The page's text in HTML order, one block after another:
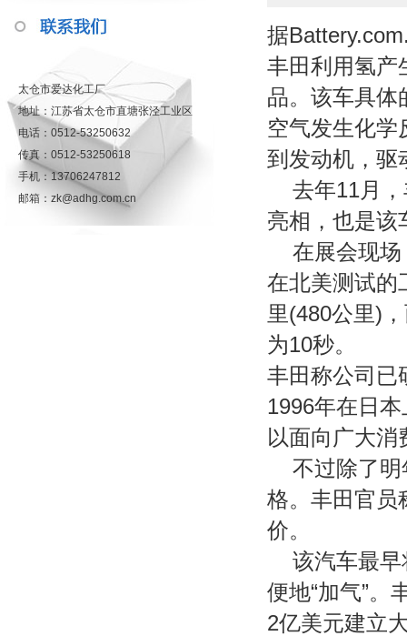
太仓市爱达化工厂
地址：江苏省太仓市直塘张泾工业区
电话：0512-53250632
传真：0512-53250618
手机：13706247812
邮箱：zk@adhg.com.cn
据
丰田利用氢产
品。该车具体
空气发生化学
到发动机，驱
去年11月，
亮相，也是该
在展会现场
在北美测试的
里(480公里)
为10秒。
丰田称公司已
1996年在日
以面向广大消
不过除了明
格。丰田官员
价。
该汽车最早
便地“加气”。
2亿美元建立